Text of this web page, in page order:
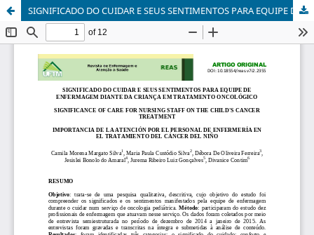
SIGNIFICADO DO CUIDAR E SEUS SENTIMENTOS PARA EQUIPE DE ENFERMAGEM DIANTE DA CRIANÇA EM TRATAMENTO ONCOLÓGICO